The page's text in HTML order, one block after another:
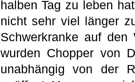
halben Tag zu leben
nicht sehr viel länger
Schwerkranke auf
wurden Chopper von
unabhängig von der